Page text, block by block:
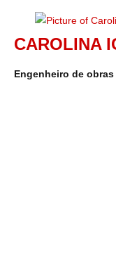
CAROLINA
Engenheiro de